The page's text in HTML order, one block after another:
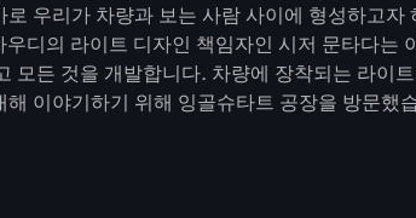
우리가 차량과 보는 사람 사이에 형성하고
디의 라이트 디자인 책임자인 시저 문타다는
든 것을 개발합니다. 차량에 장착되는 라이
이야기하기 위해 잉골슈타트 공장을 방문했